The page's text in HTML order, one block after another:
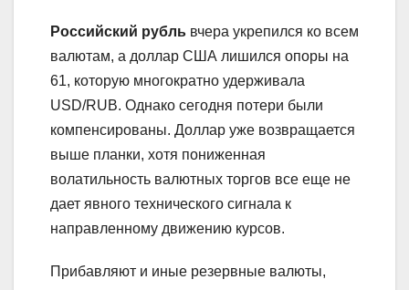
Российский рубль вчера укрепился ко всем
валютам, а доллар США лишился опоры на
61, которую многократно удерживала
USD/RUB. Однако сегодня потери были
компенсированы. Доллар уже возвращается
выше планки, хотя пониженная
волатильность валютных торгов все еще не
дает явного технического сигнала к
направленному движению курсов.
Прибавляют и иные резервные валюты,